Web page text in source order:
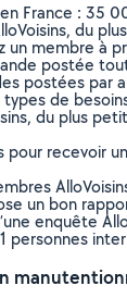
France : 35
du
un membre à
postée
postées par
types de
du plus
pour recevoir
un bon
enquête
personnes